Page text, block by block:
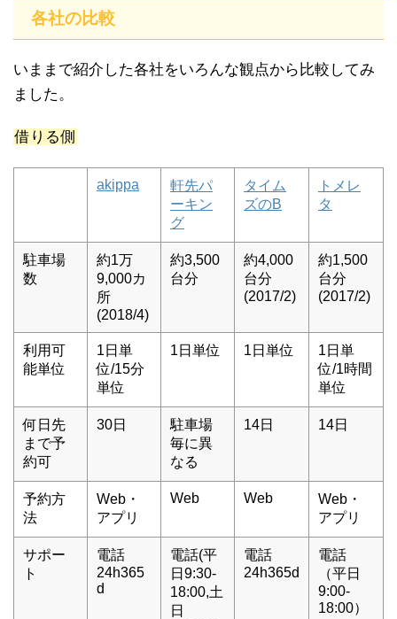
各社の比較
いままで紹介した各社をいろんな観点から比較してみ
ました。
借りる側
akippa
軒先パ
ーキン
グ
タイム
ズのB
トメレ
タ
駐車場
数
約1万
9,000カ
所
(2018/4)
約3,500
台分
約4,000
台分
(2017/2)
約1,500
台分
(2017/2)
利用可
能単位
1日単
位/15分
単位
1日単位 1日単位
1日単
位/1時間
単位
何日先
まで予
約可
30日
駐車場
毎に異
なる
14日 14日
予約方
法
Web・
アプリ
Web Web
Web・
アプリ
サポー
ト
電話
24h365
d
電話(平
日9:30-
18:00,土
日
電話
24h365d
電話
（平日
9:00-
18:00）